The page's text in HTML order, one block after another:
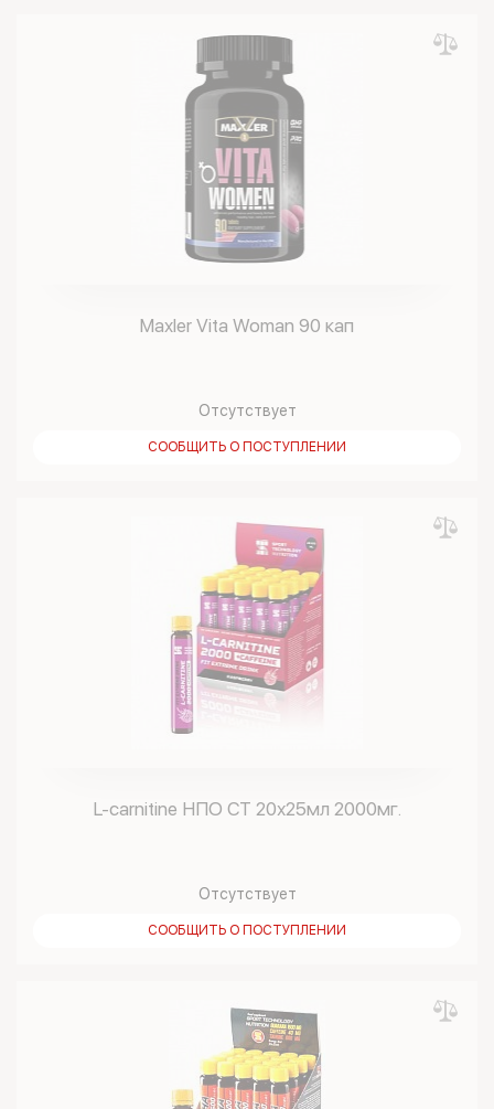
Maxler Vita Woman 90 кап
Отсутствует
СООБЩИТЬ О ПОСТУПЛЕНИИ
L-carnitine НПО СТ 20х25мл 2000мг.
Отсутствует
СООБЩИТЬ О ПОСТУПЛЕНИИ